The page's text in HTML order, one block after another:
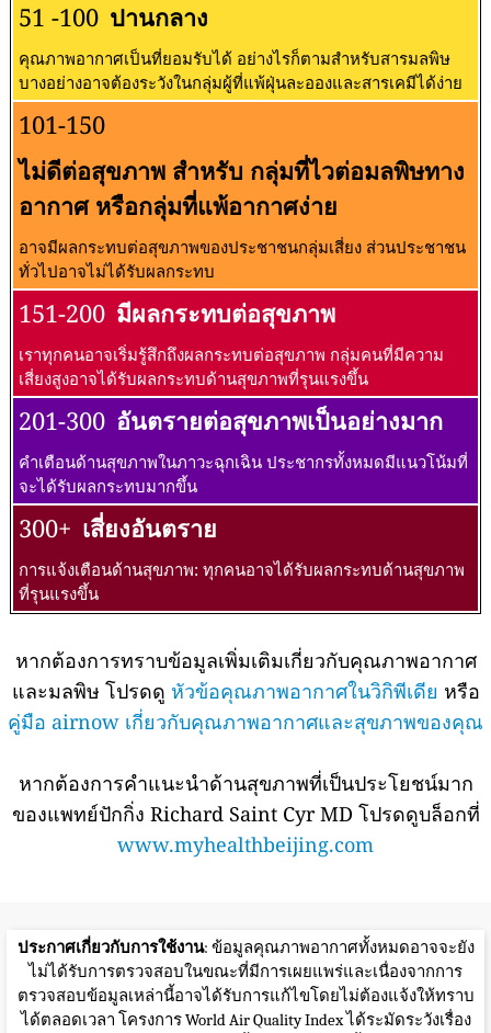
51 -100 ปานกลาง
คุณภาพอากาศเป็นที่ยอมรับได้ อย่างไรก็ตามสำหรับสารมลพิษ
บางอย่างอาจต้องระวังในกลุ่มผู้ที่แพ้ฝุ่นละอองและสารเคมีได้ง่าย
101-150
ไม่ดีต่อสุขภาพ สำหรับ กลุ่มที่ไวต่อมลพิษทาง
อากาศ หรือกลุ่มที่แพ้อากาศง่าย
อาจมีผลกระทบต่อสุขภาพของประชาชนกลุ่มเสี่ยง ส่วนประชาชน
ทั่วไปอาจไม่ได้รับผลกระทบ
151-200 มีผลกระทบต่อสุขภาพ
เราทุกคนอาจเริ่มรู้สึกถึงผลกระทบต่อสุขภาพ กลุ่มคนที่มีความ
เสี่ยงสูงอาจได้รับผลกระทบด้านสุขภาพที่รุนแรงขึ้น
201-300 อันตรายต่อสุขภาพเป็นอย่างมาก
คำเตือนด้านสุขภาพในภาวะฉุกเฉิน ประชากรทั้งหมดมีแนวโน้มที่
จะได้รับผลกระทบมากขึ้น
300+ เสี่ยงอันตราย
การแจ้งเตือนด้านสุขภาพ: ทุกคนอาจได้รับผลกระทบด้านสุขภาพ
ที่รุนแรงขึ้น
หากต้องการทราบข้อมูลเพิ่มเติมเกี่ยวกับคุณภาพอากาศ
และมลพิษ โปรดดู หัวข้อคุณภาพอากาศในวิกิพีเดีย หรือ
คู่มือ airnow เกี่ยวกับคุณภาพอากาศและสุขภาพของคุณ
หากต้องการคำแนะนำด้านสุขภาพที่เป็นประโยชน์มาก
ของแพทย์ปักกิ่ง Richard Saint Cyr MD โปรดดูบล็อกที่
www.myhealthbeijing.com
ประกาศเกี่ยวกับการใช้งาน: ข้อมูลคุณภาพอากาศทั้งหมดอาจจะยัง
ไม่ได้รับการตรวจสอบในขณะที่มีการเผยแพร่และเนื่องจากการ
ตรวจสอบข้อมูลเหล่านี้อาจได้รับการแก้ไขโดยไม่ต้องแจ้งให้ทราบ
ได้ตลอดเวลา โครงการ World Air Quality Index ได้ระมัดระวังเรื่อง